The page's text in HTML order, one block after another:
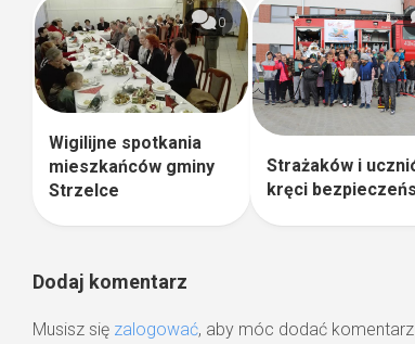
0
Wigilijne spotkania
mieszkańców gminy
Strzelce
Strażaków i
kręci
Dodaj komentarz
Musisz się zalogować, aby móc dodać